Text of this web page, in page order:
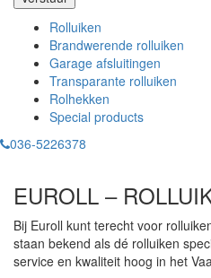
Rolluiken
Brandwerende rolluiken
Garage afsluitingen
Transparante rolluiken
Rolhekken
Special products
036-5226378
EUROLL –
Bij Euroll kunt terecht voor
staan bekend als dé rolluiken
service en kwaliteit hoog in het